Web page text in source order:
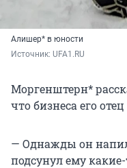
Алишер* в юности
Источник: UFA1.RU
Моргенштерн*
что бизнеса его
— Однажды он
подсунул ему